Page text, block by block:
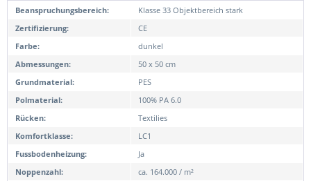
Beanspruchungsbereich:
Klasse 33 Objektbereich stark
Zertifizierung:
CE
Farbe:
dunkel
Abmessungen:
50 x 50 cm
Grundmaterial:
PES
Polmaterial:
100% PA 6.0
Rücken:
Textilies
Komfortklasse:
LC1
Fussbodenheizung:
Ja
Noppenzahl:
ca. 164.000 / m²